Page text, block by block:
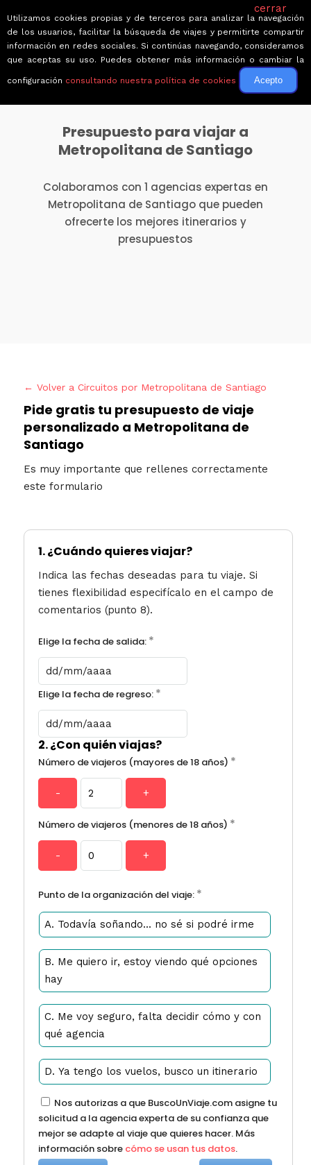
Presupuesto para viajar a
Metropolitana de Santiago
Colaboramos con 1 agencias expertas en
Metropolitana de Santiago que pueden
ofrecerte los mejores itinerarios y
presupuestos
← Volver a Circuitos por Metropolitana de Santiago
Pide gratis tu presupuesto de viaje
personalizado a Metropolitana de
Santiago
Es muy importante que rellenes correctamente
este formulario
1.¿Cuándo quieres viajar?
Indica las fechas deseadas para tu viaje. Si
tienes flexibilidad especifícalo en el campo de
comentarios (punto 8).
Elige la fecha de salida: *
Elige la fecha de regreso: *
2.¿Con quién viajas?
Número de viajeros (mayores de 18 años) *
- +
Número de viajeros (menores de 18 años) *
- +
Punto de la organización del viaje: *
A. Todavía soñando... no sé si podré irme
B. Me quiero ir, estoy viendo qué opciones
hay
C. Me voy seguro, falta decidir cómo y con
qué agencia
D. Ya tengo los vuelos, busco un itinerario
solicitud a la agencia experta de su confianza que
mejor se adapte al viaje que quieres hacer. Más
información sobre cómo se usan tus datos.
cerrar
Utilizamos cookies propias y de terceros para analizar la navegación
de los usuarios, facilitar la búsqueda de viajes y permitirte compartir
información en redes sociales. Si continúas navegando, consideramos
que aceptas su uso. Puedes obtener más información o cambiar la
configuración consultando nuestra política de cookies Acepto